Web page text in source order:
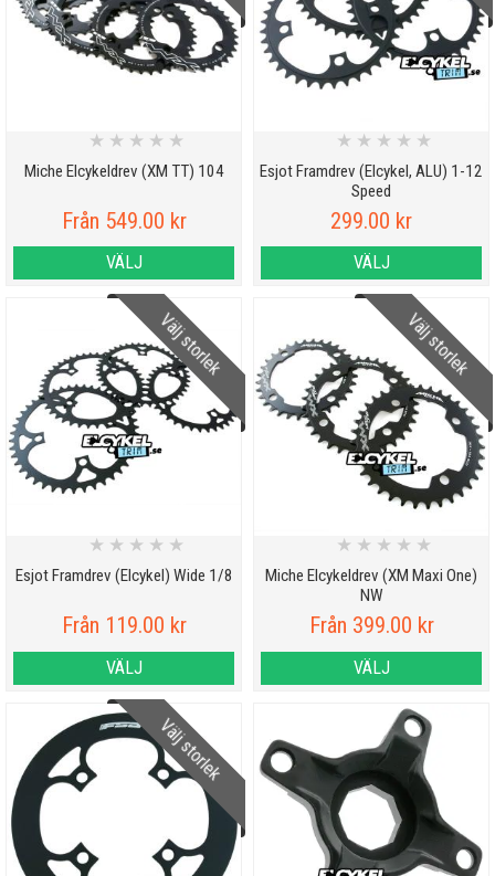
Miche Elcykeldrev (XM TT) 104
★ ★ ★ ★ ★
Från 549.00 kr
VÄLJ
Esjot Framdrev (Elcykel, ALU) 1-12
Speed
★ ★ ★ ★ ★
299.00 kr
VÄLJ
Välj storlek
Esjot Framdrev (Elcykel) Wide 1/8
★ ★ ★ ★ ★
Från 119.00 kr
VÄLJ
Välj storlek
Miche Elcykeldrev (XM Maxi One)
NW
★ ★ ★ ★ ★
Från 399.00 kr
VÄLJ
Välj storlek